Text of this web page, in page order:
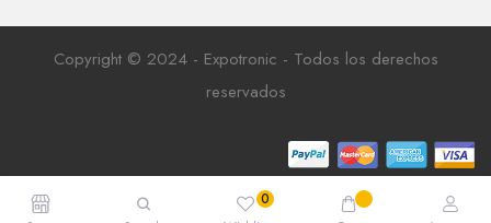
Copyright © 2024 - Expotronic - Todos los derechos
reservados